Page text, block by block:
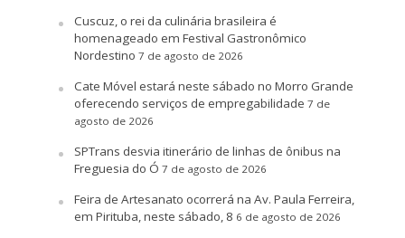
Cuscuz, o rei da culinária brasileira é
homenageado em Festival Gastronômico
Nordestino 7 de agosto de 2026
Cate Móvel estará neste sábado no Morro Grande
oferecendo serviços de empregabilidade 7 de
agosto de 2026
SPTrans desvia itinerário de linhas de ônibus na
Freguesia do Ó 7 de agosto de 2026
Feira de Artesanato ocorrerá na Av. Paula Ferreira,
em Pirituba, neste sábado, 8 6 de agosto de 2026